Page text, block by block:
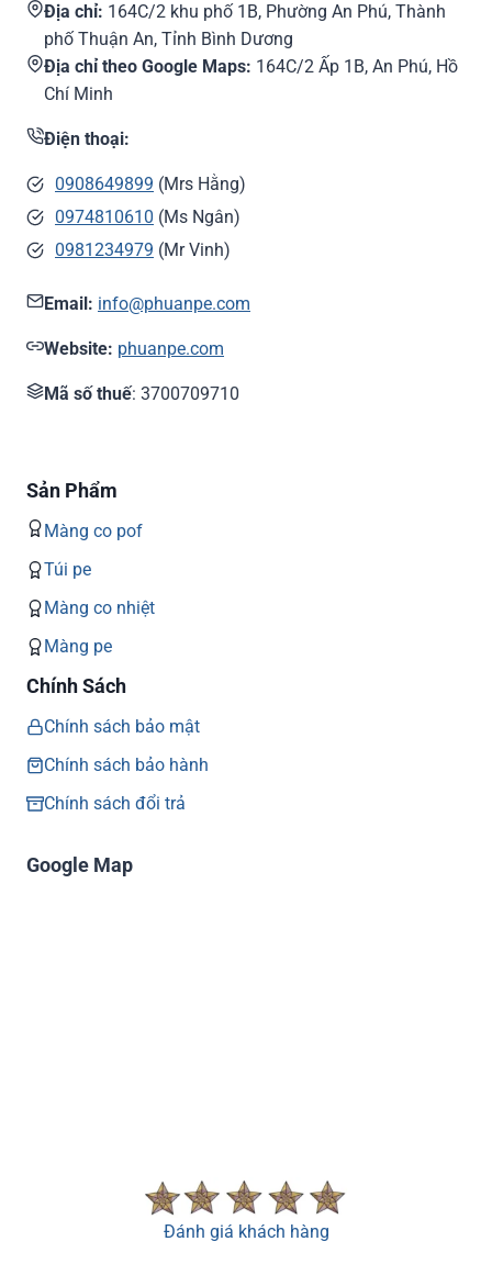
Địa chỉ: 164C/2 khu phố 1B, Phường An Phú, Thành
phố Thuận An, Tỉnh Bình Dương
Địa chỉ theo Google Maps: 164C/2 Ấp 1B, An Phú, Hồ
Chí Minh
Điện thoại:
0908649899 (Mrs Hằng)
0974810610 (Ms Ngân)
0981234979 (Mr Vinh)
Email: info@phuanpe.com
Website: phuanpe.com
Mã số thuế: 3700709710
Sản Phẩm
Màng co pof
Túi pe
Màng co nhiệt
Màng pe
Chính Sách
Chính sách bảo mật
Chính sách bảo hành
Chính sách đổi trả
Google Map
Đánh giá khách hàng